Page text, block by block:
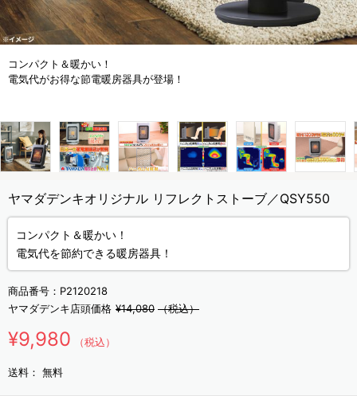
コンパクト＆暖かい！
電気代がお得な節電暖房器具が登場！
ヤマダデンキオリジナル リフレクトストーブ／QSY550
コンパクト＆暖かい！
電気代を節約できる暖房器具！
商品番号： P2120218
ヤマダデンキ店頭価格 ¥14,080 （税込）
¥9,980 （税込）
送料： 無料